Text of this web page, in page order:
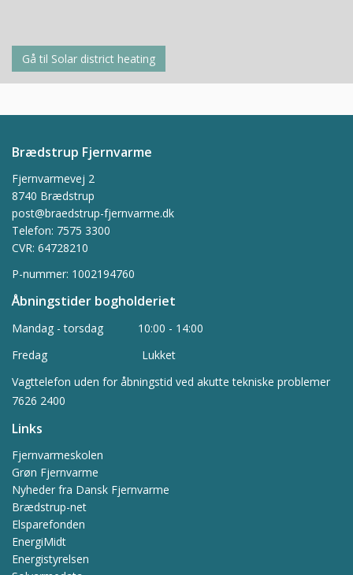
Gå til Solar district heating
Brædstrup Fjernvarme
Fjernvarmevej 2
8740 Brædstrup
post@braedstrup-fjernvarme.dk
Telefon: 7575 3300
CVR: 64728210
P-nummer: 1002194760
Åbningstider bogholderiet
Mandag - torsdag 10:00 - 14:00
Fredag Lukket
Vagttelefon uden for åbningstid ved akutte tekniske problemer
7626 2400
Links
Fjernvarmeskolen
Grøn Fjernvarme
Nyheder fra Dansk Fjernvarme
Brædstrup-net
Elsparefonden
EnergiMidt
Energistyrelsen